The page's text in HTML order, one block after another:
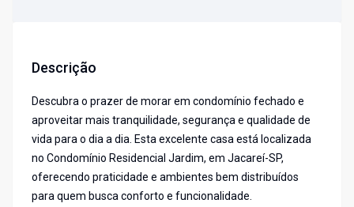
Descrição
Descubra o prazer de morar em condomínio fechado e
aproveitar mais tranquilidade, segurança e qualidade de
vida para o dia a dia. Esta excelente casa está localizada
no Condomínio Residencial Jardim, em Jacareí-SP,
oferecendo praticidade e ambientes bem distribuídos
para quem busca conforto e funcionalidade.